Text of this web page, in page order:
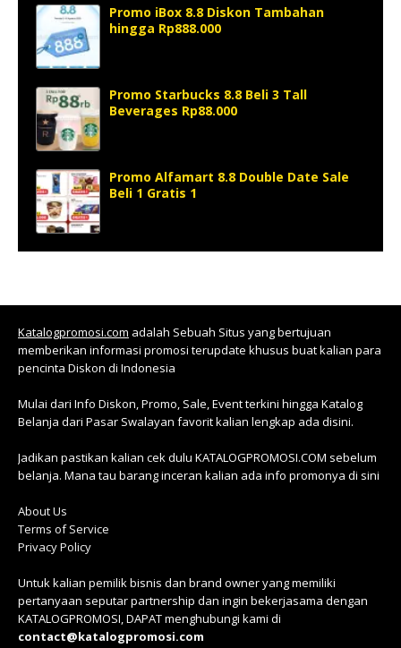
Promo iBox 8.8 Diskon Tambahan
hingga Rp888.000
Promo Starbucks 8.8 Beli 3 Tall
Beverages Rp88.000
Promo Alfamart 8.8 Double Date Sale
Beli 1 Gratis 1
Katalogpromosi.com adalah Sebuah Situs yang bertujuan
memberikan informasi promosi terupdate khusus buat kalian para
pencinta Diskon di Indonesia
Mulai dari Info Diskon, Promo, Sale, Event terkini hingga Katalog
Belanja dari Pasar Swalayan favorit kalian lengkap ada disini.
Jadikan pastikan kalian cek dulu KATALOGPROMOSI.COM sebelum
belanja. Mana tau barang inceran kalian ada info promonya di sini
About Us
Terms of Service
Privacy Policy
Untuk kalian pemilik bisnis dan brand owner yang memiliki
pertanyaan seputar partnership dan ingin bekerjasama dengan
KATALOGPROMOSI, DAPAT menghubungi kami di
contact@katalogpromosi.com